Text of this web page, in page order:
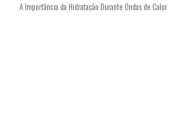
A Importância da Hidratação Durante Ondas de Calor